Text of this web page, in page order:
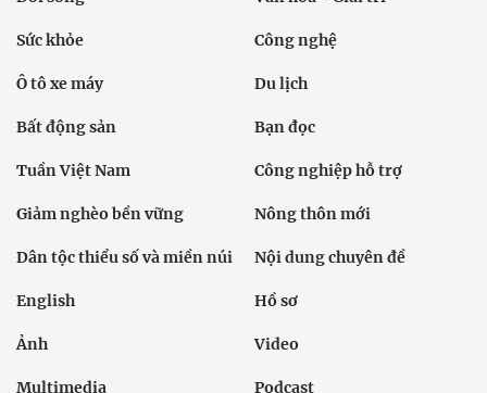
Sức khỏe Công nghệ
Ô tô xe máy Du lịch
Bất động sản Bạn đọc
Tuần Việt Nam Công nghiệp hỗ trợ
Giảm nghèo bền vững Nông thôn mới
Dân tộc thiểu số và miền núi Nội dung chuyên đề
English Hồ sơ
Ảnh Video
Multimedia Podcast